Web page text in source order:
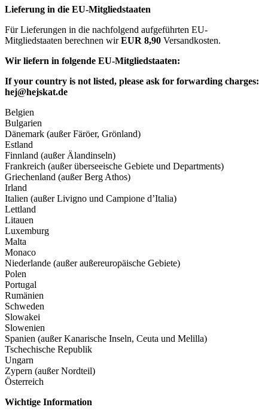
Lieferung in die EU-Mitgliedstaaten
Für Lieferungen in die nachfolgend aufgeführten EU-
Mitgliedstaaten berechnen wirEUR 8,90 Versandkosten.
Wir liefern in folgende EU-Mitgliedstaaten:
If your country is not listed, please ask for forwarding charges:
hej@hejskat.de
Belgien
Bulgarien
Dänemark (außer Färöer, Grönland)
Estland
Finnland (außer Älandinseln)
Frankreich (außer überseeische Gebiete und Departments)
Griechenland (außer Berg Athos)
Irland
Italien (außer Livigno und Campione d’Italia)
Lettland
Litauen
Luxemburg
Malta
Monaco
Niederlande (außer außereuropäische Gebiete)
Polen
Portugal
Rumänien
Schweden
Slowakei
Slowenien
Spanien (außer Kanarische Inseln, Ceuta und Melilla)
Tschechische Republik
Ungarn
Zypern (außer Nordteil)
Österreich
Wichtige Information